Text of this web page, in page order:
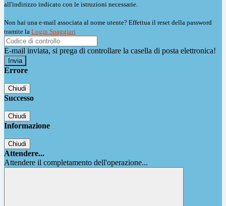
all'indirizzo indicato con le istruzioni necessarie.
Non hai una e-mail associata al nome utente? Effettua il reset della password
tramite la Login Spaggiari
E-mail inviata, si prega di controllare la casella di posta elettronica!
Errore
Chiudi
Successo
Chiudi
Informazione
Chiudi
Attendere...
Attendere il completamento dell'operazione...